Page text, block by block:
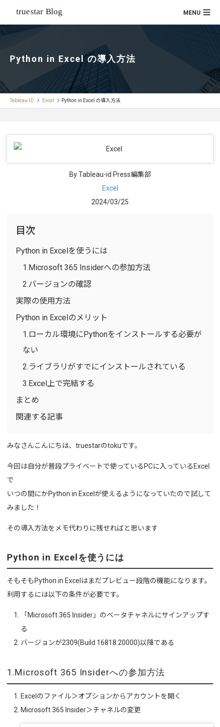
Python in Excel の導入方法
Tableau-ID Excel Python in Excel の導入方法
By Tableau-id Press編集部
Excel
2024/03/25
目次
Python in Excelを使うには
1.Microsoft 365 Insiderへの参加方法
2.バージョンの確認
実際の使用方法
Python in Excelのメリット
1.ローカル環境にPythonをインストールする必要が
ない
2.ライブラリがすでにインストールされている
3.Excel上で完結する
まとめ
関連する記事
みなさんこんにちは、truestarのtokuです。
今回は自分が普段プライベートで使っているPCに入っているExcel
で
いつの間にかPython in Excelが使えるようになっていたので試して
みました！
その導入方法をメモ代わりに残せればと思います
Python in Excelを使うには
そもそもPython in Excelはまだプレビュー段階の機能になります。
利用するには以下の条件が必要です。
「 ⁠Microsoft 365 Insider」のベータチャネルにサインアップす
る
バージョンが2309(Build 16818.20000)以降である
1.Microsoft 365 Insiderへの参加方法
Excelのファイル＞オプションからアカウントを開く
Microsoft 365 Insider＞チャネルの変更